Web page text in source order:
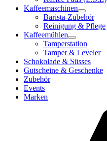
Kaffeemaschinen
Barista-Zubehör
Reinigung & Pflege
Kaffeemühlen
Tamperstation
Tamper & Leveler
Schokolade & Süsses
Gutscheine & Geschenke
Zubehör
Events
Marken